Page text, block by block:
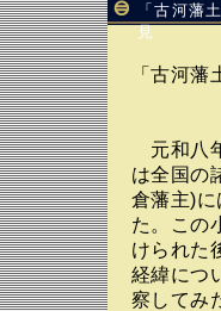
「古河藩
見
「古河
元和八
は全国の
倉藩主)
た。この
けられた
経緯につ
察してみ